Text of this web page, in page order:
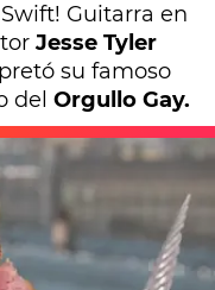
Guitarra en
Jesse Tyler
su famoso
del Orgullo Gay.